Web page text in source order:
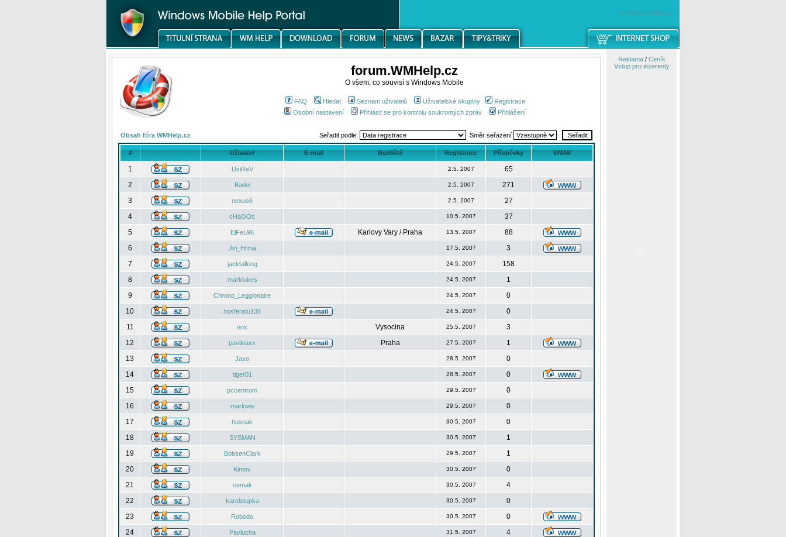
windowsmobile.cz
forum.WMHelp.cz
O všem, co souvisí s Windows Mobile
FAQ Hledat Seznam uživatelů Uživatelské skupiny
Registrace
Osobní nastavení
Přihlásit se pro kontrolu soukromých zpráv Přihlášení
Obsah fóra WMHelp.cz Seřadit podle: Směr seřazení
# Uživatel E-mail Bydliště Registrace Příspěvky WWW
1 UsiReV 2.5. 2007
65
2
Badel 2.5. 2007
271
3
nexus6 2.5. 2007
27
4
cHaOOs 10.5. 2007
37
5
EiFeL96 Karlovy Vary / Praha 13.5. 2007
88
6
Jiri_Hrma 17.5. 2007
3
7
jacktalking 24.5. 2007
158
8
marklukes 24.5. 2007
1
9
Chrono_Leggionaire 24.5. 2007
0
10
nosferatu135 24.5. 2007
0
11
nox Vysocina 25.5. 2007
3
12
pavlinaxx Praha 27.5. 2007
1
13
Jaso 28.5. 2007
0
14
tiger01 28.5. 2007
0
15
pccentrum 29.5. 2007
0
16
marlowe 29.5. 2007
0
17
husnak 30.5. 2007
0
18
SYSMAN 30.5. 2007
1
19
BobsenClark 29.5. 2007
1
20
Kimov 30.5. 2007
0
21
cemak 30.5. 2007
4
22
karelstupka 30.5. 2007
0
23
Robodo 30.5. 2007
0
24
Pavlucha 31.5. 2007
4
Reklama/ Ceník
Vstup pro inzerenty